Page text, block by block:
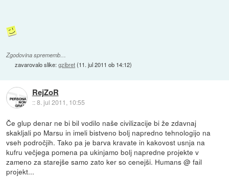
Zgodovina sprememb…
zavarovalo slike:gzibret(11. jul 2011 ob 14:12)
RejZoR
::8. jul 2011, 10:55
Če glup denar ne bi bil vodilo naše civilizacije bi že zdavnaj
skakljali po Marsu in imeli bistveno bolj napredno tehnologijo na
vseh področjih. Tako pa je barva kravate in kakovost usnja na
kufru večjega pomena pa ukinjamo bolj napredne projekte v
zameno za starejše samo zato ker so cenejši. Humans @ fail
projekt...